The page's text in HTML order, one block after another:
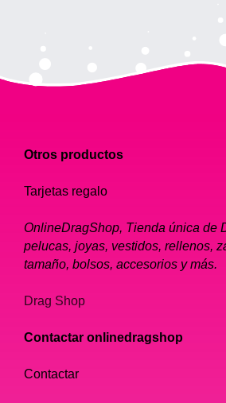
Otros productos
Tarjetas regalo
OnlineDragShop, Tienda única de
pelucas, joyas, vestidos, rellenos,
tamaño, bolsos, accesorios y más.
Drag Shop
Contactar onlinedragshop
Contactar